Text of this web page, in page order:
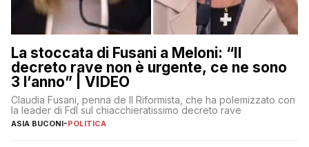
La stoccata di Fusani a Meloni: “Il
decreto rave non è urgente, ce ne sono
3 l’anno” | VIDEO
Claudia Fusani, penna de Il Riformista, che ha polemizzato con
la leader di FdI sul chiacchieratissimo decreto rave
ASIA BUCONI-POLITICA